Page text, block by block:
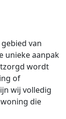
van
unieke aanpak
wordt
of
wij volledig
die